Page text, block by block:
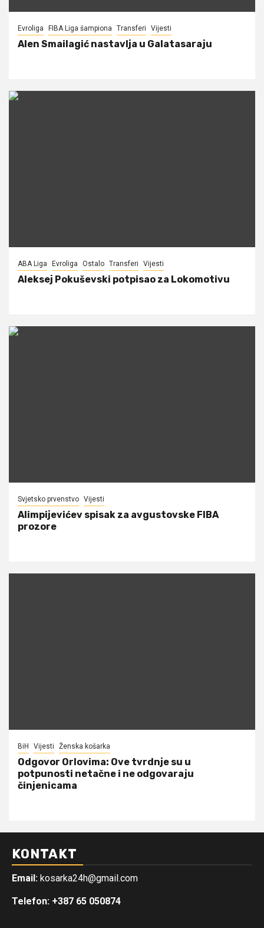
Evroliga FIBA Liga šampiona Transferi Vijesti
Alen Smailagić nastavlja u Galatasaraju
ABA Liga Evroliga Ostalo Transferi Vijesti
Aleksej Pokuševski potpisao za Lokomotivu
Svjetsko prvenstvo Vijesti
Alimpijevićev spisak za avgustovske FIBA
prozore
BiH Vijesti Ženska košarka
Odgovor Orlovima: ​Ove tvrdnje su u
potpunosti netačne i ne odgovaraju
činjenicama
KONTAKT
Email: kosarka24h@gmail.com
Telefon: +387 65 050874